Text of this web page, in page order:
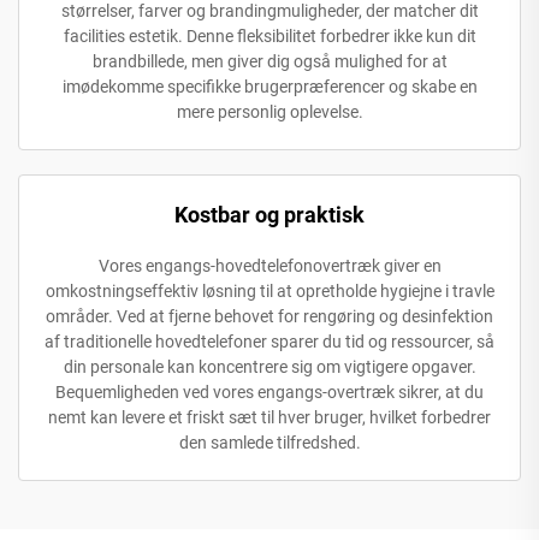
størrelser, farver og brandingmuligheder, der matcher dit
facilities estetik. Denne fleksibilitet forbedrer ikke kun dit
brandbillede, men giver dig også mulighed for at
imødekomme specifikke brugerpræferencer og skabe en
mere personlig oplevelse.
Kostbar og praktisk
Vores engangs-hovedtelefonovertræk giver en
omkostningseffektiv løsning til at opretholde hygiejne i travle
områder. Ved at fjerne behovet for rengøring og desinfektion
af traditionelle hovedtelefoner sparer du tid og ressourcer, så
din personale kan koncentrere sig om vigtigere opgaver.
Bequemligheden ved vores engangs-overtræk sikrer, at du
nemt kan levere et friskt sæt til hver bruger, hvilket forbedrer
den samlede tilfredshed.